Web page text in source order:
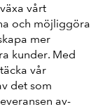
vårt
och möjliggöra
mer
kunder. Med
vår
det som
av-